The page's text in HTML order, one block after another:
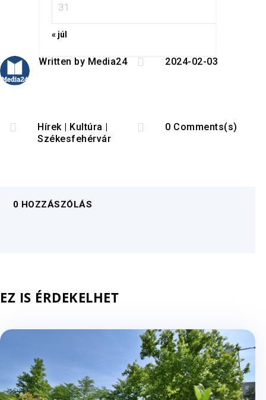
31
« júl
Written by Media24  2024-02-03
 Hírek| Kultúra |
Székesfehérvár
 0 Comments(s)
0 HOZZÁSZÓLÁS
EZ IS ÉRDEKELHET